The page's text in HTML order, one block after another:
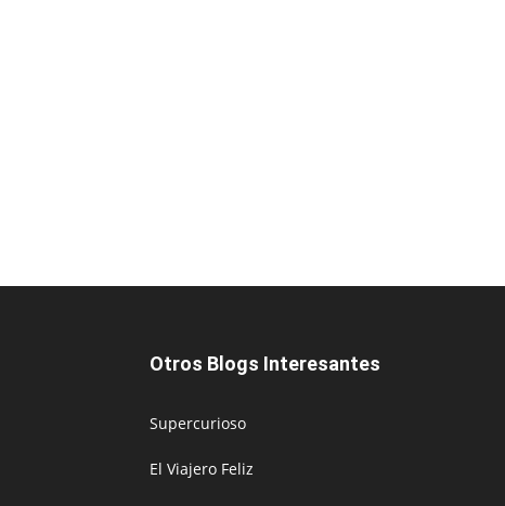
Otros Blogs Interesantes
Supercurioso
El Viajero Feliz